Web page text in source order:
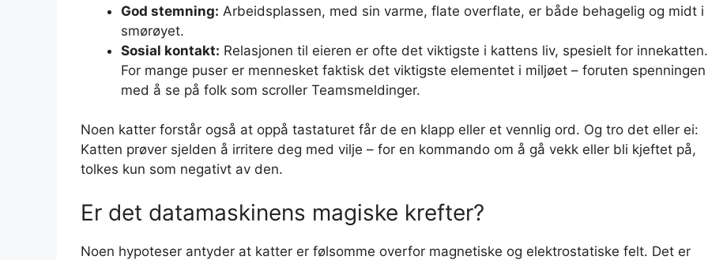
God stemning: Arbeidsplassen, med sin varme, flate overflate, er både behagelig og midt i
smørøyet.
Sosial kontakt: Relasjonen til eieren er ofte det viktigste i kattens liv, spesielt for innekatten.
For mange puser er mennesket faktisk det viktigste elementet i miljøet – foruten spenningen
med å se på folk som scroller Teamsmeldinger.
Noen katter forstår også at oppå tastaturet får de en klapp eller et vennlig ord. Og tro det eller ei:
Katten prøver sjelden å irritere deg med vilje – for en kommando om å gå vekk eller bli kjeftet på,
tolkes kun som negativt av den.
Er det datamaskinens magiske krefter?
Noen hypoteser antyder at katter er følsomme overfor magnetiske og elektrostatiske felt. Det er